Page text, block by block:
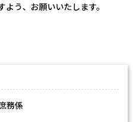
う、お願いいたします。
務係